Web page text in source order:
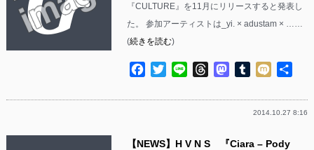
『CULTURE』を11月にリリースすると発表し
た。 参加アーティストは_yi. × adustam × ……
(続きを読む)
Facebook
TwitterLine ThreadsMastodon
Tumblr
Mixi
2014.10.27 8:16
【NEWS】H V N S 『Ciara – Pody